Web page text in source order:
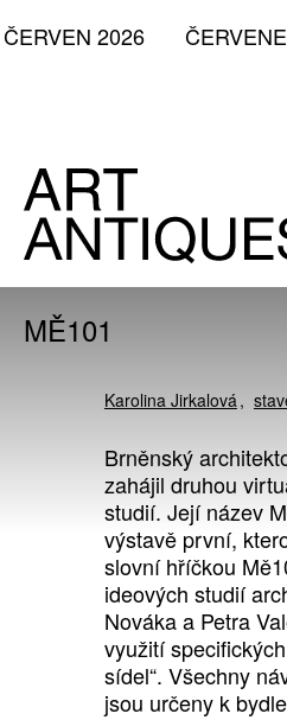
ČERVEN 2026
MĚ101
Karolina Jirkalová
Brněnský
zahájil druhou
studií. Její název
výstavě první,
slovní hříčkou
ideových studií
Nováka a Petra
využití
sídel“. Všechny
jsou určeny k